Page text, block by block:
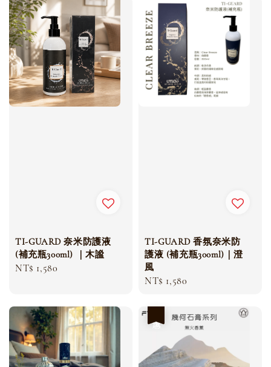
TI-GUARD 奈米防護液
(補充瓶300ml) ｜木謐
Regular
NT$ 1,580
TI-GUARD 香氛奈米防
護液 (補充瓶300ml)｜澄
風
Regular
NT$ 1,580